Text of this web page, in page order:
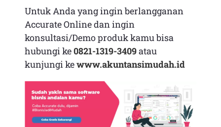
Untuk Anda yang ingin berlangganan
Accurate Online dan ingin
konsultasi/Demo produk kamu bisa
hubungi ke0821-1319-3409atau
kunjungi kewww.akuntansimudah.id